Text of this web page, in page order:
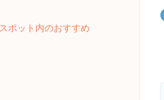
スポット内のおすすめ